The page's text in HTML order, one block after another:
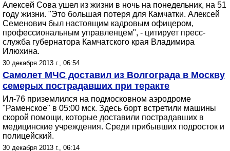
Алексей Сова ушел из жизни в ночь на понедельник, на 51
году жизни. "Это большая потеря для Камчатки. Алексей
Семенович был настоящим кадровым офицером,
профессиональным управленцем", - цитирует пресс-
служба губернатора Камчатского края Владимира
Илюхина.
30 декабря 2013 г., 06:54
Самолет МЧС доставил из Волгограда в Москву
семерых пострадавших при теракте
Ил-76 приземлился на подмосковном аэродроме
"Раменское" в 05:00 мск. Здесь борт встретили машины
скорой помощи, которые доставили пострадавших в
медицинские учреждения. Среди прибывших подросток и
полицейский.
30 декабря 2013 г., 06:14